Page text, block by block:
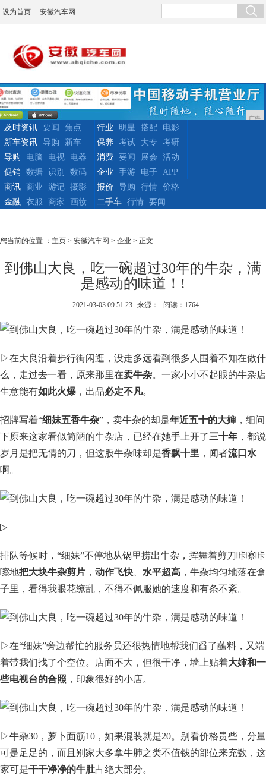
设为首页 安徽汽车网
广告
及时资讯 要闻
焦点
新车资讯
导购 新车
行业 明星 搭配
电影
保养
考试 大专
考研
导购
电脑 电视
电器
促销
数据 识别 数码
消费 要闻 展会
活动
企业
手游 电子
APP
商讯
商业 游记
摄影
金融
衣服 商家 画妆
报价 导购 行情
价格
二手车
行情 要闻
您当前的位置 ： 主页 > 安徽汽车网 > 企业 > 正文
到佛山大良，吃一碗超过30年的牛杂，满
是感动的味道！!
2021-03-03 09:51:23 来源： 阅读：1764
▷在大良沿着步行街闲逛，没走多远看到很多人围着不知在做什
么，走过去一看，原来那里在卖牛杂。一家小小不起眼的牛杂店
生意能有如此火爆 ，出品必定不凡。
招牌写着“细妹五香牛杂”，卖牛杂的却是年近五十的大婶 ，细问
下原来这家看似简陋的牛杂店，已经在她手上开了三十年 ，都说
岁月是把无情的刀，但这股牛杂味却是香飘十里 ，闻者流口水
啊。
▷
排队等候时，“细妹”不停地从锅里捞出牛杂，挥舞着剪刀咔嚓咔
嚓地把大块牛杂剪片 ， 动作飞快 水平超高 ，牛杂均匀地落在盒
子里，看得我眼花缭乱，不得不佩服她的速度和有条不紊。
▷在“细妹”旁边帮忙的服务员还很热情地帮我们舀了蘸料，又端
着带我们找了个空位。店面不大，但很干净，墙上贴着大婶和一
些电视台的合照 ，印象很好的小店。
▷牛杂30，萝卜面筋10，如果混装就是20。别看价格贵些，分量
可是足足的，而且别家大多拿牛肺之类不值钱的部位来充数，这
家可是干干净净的牛肚占绝大部分。